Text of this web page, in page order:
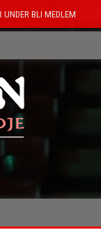
BLI MEDLEM